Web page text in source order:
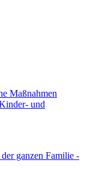
Maßnahmen
und
ganzen Familie -